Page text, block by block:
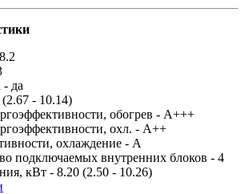
8.2
- да
- 10.14)
обогрев - A+++
охл. - A++
охлаждение - A
подключаемых внутренних блоков - 4
кВт - 8.20 (2.50 - 10.26)